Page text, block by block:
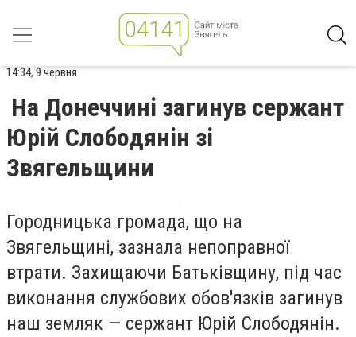
14:34, 9 червня
На Донеччині загинув сержант
Юрій Слободянін зі
Звягельщини
Городницька громада, що на
Звягельщині, зазнала непоправної
втрати. Захищаючи Батьківщину, під час
виконання службових обов'язків загинув
наш земляк — сержант Юрій Слободянін.